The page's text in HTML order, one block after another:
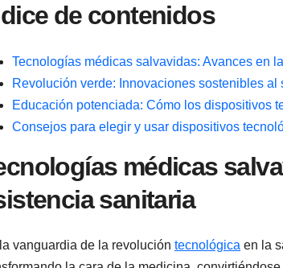
de contenidos
Tecnologías médicas ⁤salvavidas: Avances en
Revolución verde: Innovaciones⁢ sostenibles ⁤al
Educación potenciada: Cómo los dispositivos
Consejos para elegir y‌ usar dispositivos
médicas
sanitaria
vanguardia de la revolución tecnológica en la